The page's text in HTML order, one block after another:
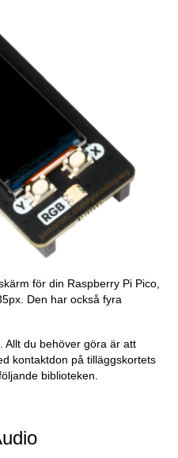
för din Raspberry Pi Pico,
Den har också fyra
Allt du behöver göra är att
kontaktdon på tilläggskortets
biblioteken.